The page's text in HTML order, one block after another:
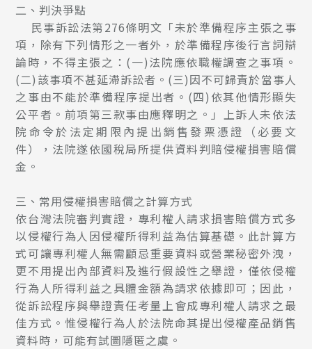
二、判決爭點
民事訴訟法第276條明文「未於準備程序主張之事
項，除有下列情形之一者外，於準備程序後行言詞辯
論時，不得主張之：(一)法院應依職權調查之事項。
(二)該事項不甚延滯訴訟者。(三)因不可歸責於當事人
之事由不能於準備程序提出者。(四)依其他情形顯失
公平者。前項第三款事由應釋明之。」上訴人未依法
院命令於法定期限內提出銷售發票憑證（必要文
件），法院遂依國稅局所提供資料判賠侵權損害賠償
金。
三、常用侵權損害賠償之計算方式
依台灣法院審判實證，專利權人請求損害賠償方式多
以侵權行為人因侵權所得利益為估算基礎。此計算方
式可讓專利權人無需顧忌重要資料或營業秘密外洩，
更不用提出內部資料及進行假設性之舉證，僅依侵權
行為人所得利益之具體金額為請求依據即可；因此，
從訴訟程序與舉證責任考量上會成專利權人請求之最
佳方式。惟侵權行為人於法院命其提出侵權產品銷售
資料時，可能有試圖隱匿之虞。